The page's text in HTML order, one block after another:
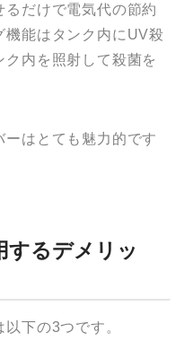
だけで電気代の節約
機能はタンク内にUV殺
内を照射して殺菌を
はとても魅力的です
するデメリッ
下の3つです。